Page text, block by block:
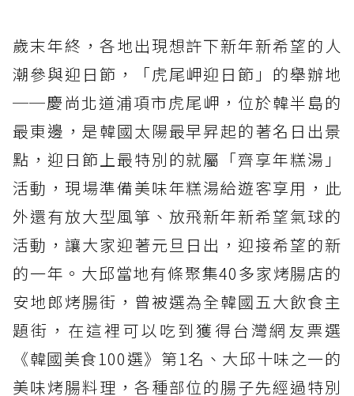
歲末年終，各地出現想許下新年新希望的人
潮參與迎日節，「虎尾岬迎日節」的舉辦地
──慶尚北道浦項市虎尾岬，位於韓半島的
最東邊，是韓國太陽最早昇起的著名日出景
點，迎日節上最特別的就屬「齊享年糕湯」
活動，現場準備美味年糕湯給遊客享用，此
外還有放大型風箏、放飛新年新希望氣球的
活動，讓大家迎著元旦日出，迎接希望的新
的一年。大邱當地有條聚集40多家烤腸店的
安地郎烤腸街，曾被選為全韓國五大飲食主
題街，在這裡可以吃到獲得台灣網友票選
《韓國美食100選》第1名、大邱十味之一的
美味烤腸料理，各種部位的腸子先經過特別